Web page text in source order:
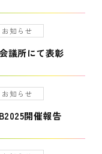
お知らせ
議所にて表彰
お知らせ
開催報告